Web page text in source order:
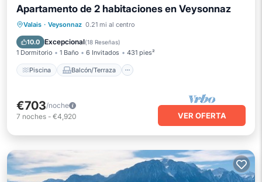
Apartamento de 2 habitaciones en Veysonnaz
Valais · Veysonnaz 0.21 mi al centro
10.0 Excepcional(18 Reseñas)
1 Dormitorio 1 Baño 6 Invitados 431 pies²
Piscina Balcón/Terraza
Piscina Balcón/Terraza
Internet
€703/noche
7 noches - €4,920 VER OFERTA